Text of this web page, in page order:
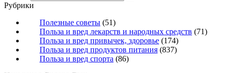
Рубрики
Полезные советы (51)
Польза и вред лекарств и народных средств (71)
Польза и вред привычек, здоровье (174)
Польза и вред продуктов питания (837)
Польза и вред спорта (86)